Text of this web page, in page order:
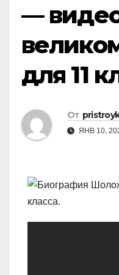
—
для 11
От
ЯНВ 10,